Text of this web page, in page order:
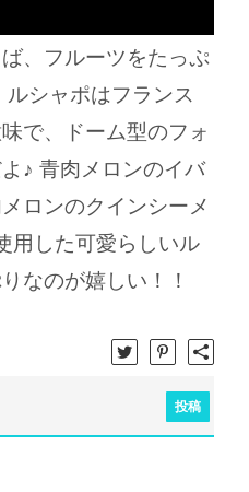
、フルーツをたっぷ
ルシャポはフランス
で、ドーム型のフォ
♪ 青肉メロンのイバ
ロンのクインシーメ
用した可愛らしいル
なのが嬉しい！！
投稿